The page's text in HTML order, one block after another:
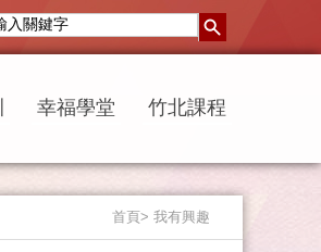
幸福學堂 竹北課程
首頁> 我有興趣